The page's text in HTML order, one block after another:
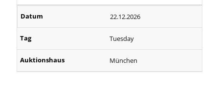
22.12.2026
Tuesday
München